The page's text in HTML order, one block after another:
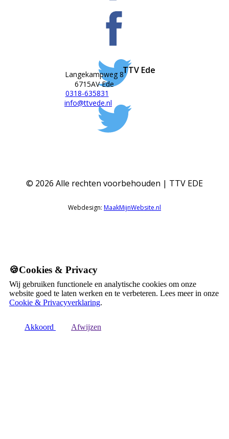
TTV Ede
Langekampweg 8
6715AV Ede
0318-635831
info@ttvede.nl
© 2026 Alle rechten voorbehouden | TTV EDE
Webdesign: MaakMijnWebsite.nl
🍪Cookies & Privacy
Wij gebruiken functionele en analytische cookies om onze
website goed te laten werken en te verbeteren. Lees meer in onze
Cookie & Privacyverklaring.
Akkoord Afwijzen